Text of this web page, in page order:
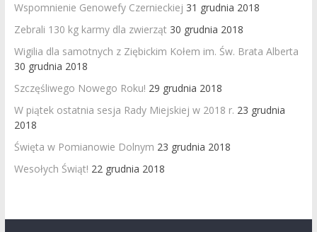
Wspomnienie Genowefy Czernieckiej 31 grudnia 2018
Zebrali 130 kg karmy dla zwierząt 30 grudnia 2018
Wigilia dla samotnych z Ziębickim Kołem im. Św. Brata Alberta
30 grudnia 2018
Szczęśliwego Nowego Roku! 29 grudnia 2018
W piątek ostatnia sesja Rady Miejskiej w 2018 r. 23 grudnia
2018
Święta w Pomianowie Dolnym 23 grudnia 2018
Wesołych Świąt! 22 grudnia 2018